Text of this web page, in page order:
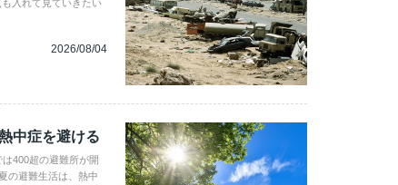
入れて見ていきたい
2026/08/04
中症を避ける
400超の避難所が開
の避難生活は、熱中